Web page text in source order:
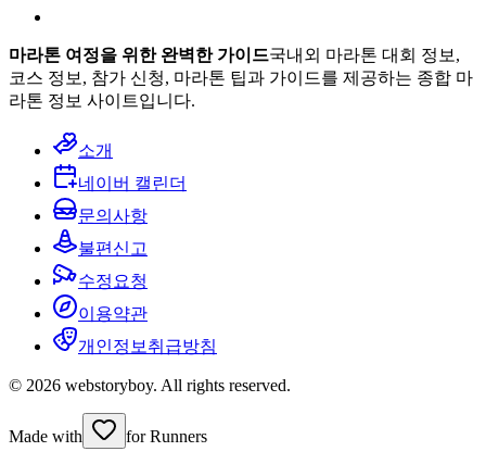
마라톤 여정을 위한 완벽한 가이드국내외 마라톤 대회 정보,
코스 정보, 참가 신청, 마라톤 팁과 가이드를 제공하는 종합 마
라톤 정보 사이트입니다.
소개
네이버 캘린더
문의사항
불편신고
수정요청
이용약관
개인정보취급방침
© 2026 webstoryboy. All rights reserved.
Made with for Runners